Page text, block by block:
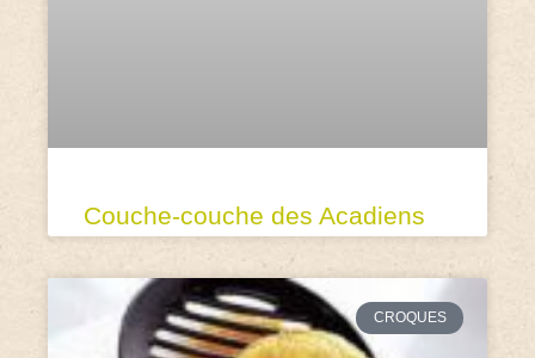
Couche-couche des Acadiens
CROQUES